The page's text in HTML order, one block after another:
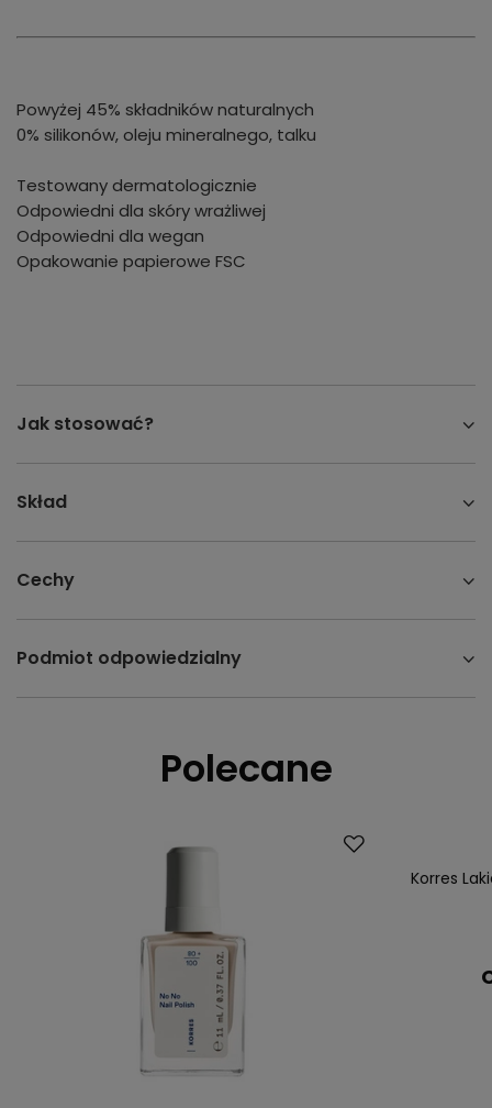
Powyżej 45% składników naturalnych
0% silikonów, oleju mineralnego, talku
Testowany dermatologicznie
Odpowiedni dla skóry wrażliwej
Odpowiedni dla wegan
Opakowanie papierowe FSC
Jak stosować?
Skład
Cechy
Podmiot odpowiedzialny
Polecane
Korres